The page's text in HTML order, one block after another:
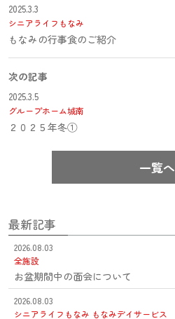
2025.3.3
シニアライフもなみ
もなみの行事食のご紹介
次の記事
2025.3.5
グループホーム城南
２０２５年冬①
一覧へ
最新記事
2026.08.03
全施設
お盆期間中の面会について
2026.08.03
シニアライフもなみ もなみデイサービス